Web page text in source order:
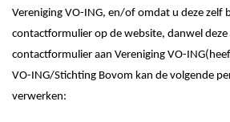
Vereniging VO-ING, en/of omdat u deze zelf
contactformulier op de website, danwel deze
contactformulier aan Vereniging VO-ING
VO-ING/Stichting Bovom kan de volgende
verwerken: